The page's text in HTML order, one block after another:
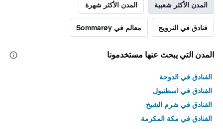
المدن الأكثر شعبية المدن الأكثر شهرة
فنادق في النرويج معالم في Sommarøy
المدن التي يبحث عنها مستخدمونا
الفنادق في الدوحة
الفنادق في اسطنبول
الفنادق في شرم الشيخ
الفنادق في مكة المكرمة